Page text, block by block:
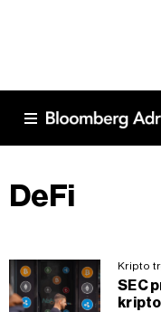
DeFi
Kripto
SEC